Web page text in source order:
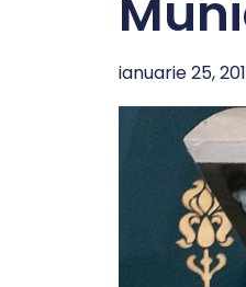
ianuarie 25,